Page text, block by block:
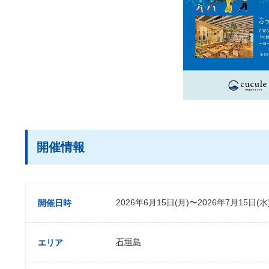
開催情報
開催日時 2026年6月15日(月)〜2026年7月15日(
エリア 石垣島